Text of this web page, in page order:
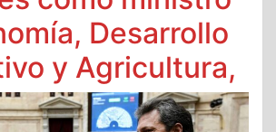
Desarrollo
y Agricultura,